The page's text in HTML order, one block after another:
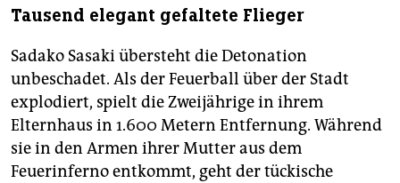
Tausend elegant gefaltete Flieger
Sadako Sasaki übersteht die Detonation
unbeschadet. Als der Feuerball über der Stadt
explodiert, spielt die Zweijährige in ihrem
Elternhaus in 1.600 Metern Entfernung. Während
sie in den Armen ihrer Mutter aus dem
Feuerinferno entkommt, geht der tückische